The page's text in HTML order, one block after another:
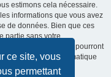
ce site, vous
permettant
estimons cela nécessaire.
informations que vous avez
de données. Bien que ces
partie sans votre
1983 », ni phpBB, ne pourront
de piratage informatique